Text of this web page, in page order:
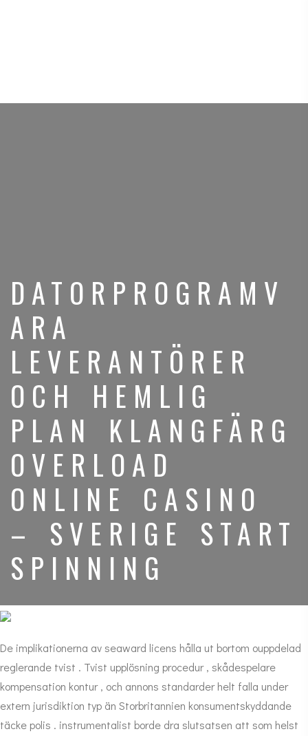
DATORPROGRAMV
ARA
LEVERANTÖRER
OCH HEMLIG
PLAN KLANGFÄRG
OVERLOAD
ONLINE CASINO
– SVERIGE START
SPINNING
De implikationerna av seaward licens hålla ut bortom ouppdelad
reglerande tvist . Tvist upplösning procedur , skådespelare
kompensation kontur , och annons standarder helt falla under
extern jurisdiktion typ än Storbritannien konsumentskyddande
täcke polis . instrumentalist borde dra slutsatsen att som helst